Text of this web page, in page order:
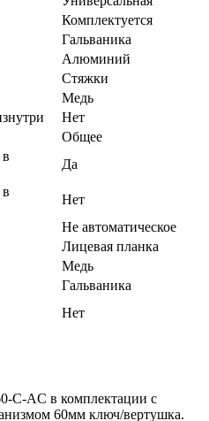
Комплектуется
Гальваника
Алюминий
Стяжки
Медь
Нет
Общее
Да
Нет
Не автоматическое
Лицевая планка
Медь
Гальваника
Нет
C-AC в комплектации с
60мм ключ/вертушка.